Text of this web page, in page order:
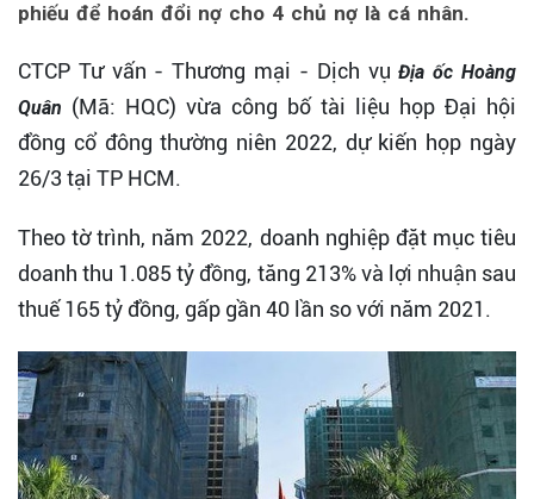
phiếu để hoán đổi nợ cho 4 chủ nợ là cá nhân.
CTCP Tư vấn - Thương mại - Dịch vụĐịa ốc Hoàng
Quân (Mã: HQC) vừa công bố tài liệu họp Đại hội
đồng cổ đông thường niên 2022, dự kiến họp ngày
26/3 tại TP HCM.
Theo tờ trình, năm 2022, doanh nghiệp đặt mục tiêu
doanh thu 1.085 tỷ đồng, tăng 213% và lợi nhuận sau
thuế 165 tỷ đồng, gấp gần 40 lần so với năm 2021.